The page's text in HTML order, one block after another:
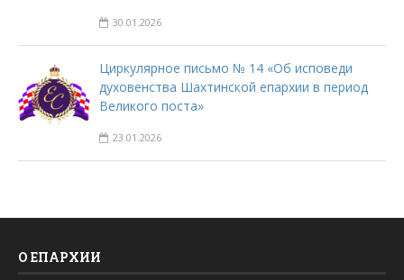
30.01.2026
Циркулярное письмо № 14 «Об исповеди
духовенства Шахтинской епархии в период
Великого поста»
23.01.2026
О ЕПАРХИИ